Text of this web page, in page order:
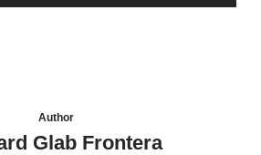
Author
Glab Frontera